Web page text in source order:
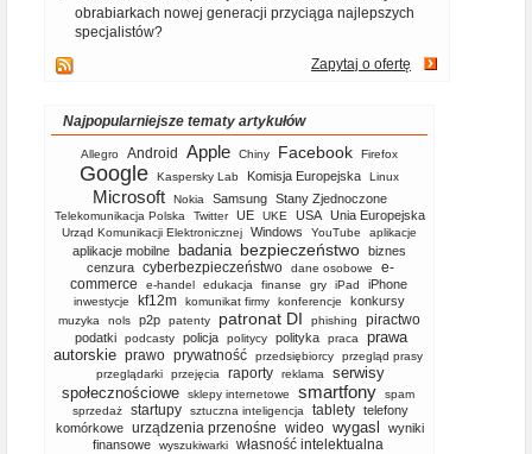
obrabiarkach nowej generacji przyciąga najlepszych
specjalistów?
Zapytaj o ofertę
Najpopularniejsze tematy artykułów
Allegro Android Apple Chiny Facebook Firefox
Google Kaspersky Lab Komisja Europejska Linux
Microsoft Nokia Samsung Stany Zjednoczone
Telekomunikacja Polska Twitter UE UKE USA Unia Europejska
Urząd Komunikacji Elektronicznej Windows YouTube aplikacje
aplikacje mobilne badania bezpieczeństwo biznes
cenzura cyberbezpieczeństwo dane osobowe
e-
commerce
e-handel edukacja finanse gry iPad iPhone
inwestycje kf12m komunikat firmy konferencje konkursy
muzyka nols p2p patenty patronat DI phishing piractwo
podatki podcasty policja politycy polityka praca
prawa
autorskie prawo prywatność przedsiębiorcy
przegląd prasy
przeglądarki
przejęcia raporty reklama
serwisy
społecznościowe
sklepy internetowe smartfony
spam
sprzedaż
startupy sztuczna inteligencja tablety telefony
komórkowe
urządzenia przenośne wideo wygasl
wyniki
finansowe
wyszukiwarki własność intelektualna